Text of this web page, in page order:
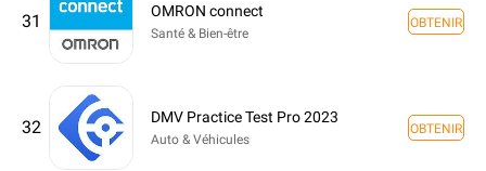
31
OMRON connect
Santé & Bien-être
OBTENIR
32
DMV Practice Test Pro 2023
Auto & Véhicules
OBTENIR